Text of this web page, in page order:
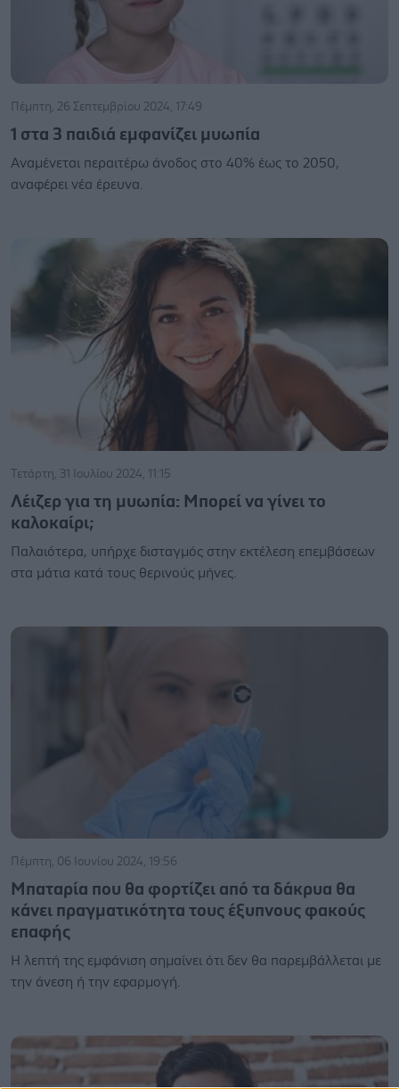
Πέμπτη, 26 Σεπτεμβρίου 2024, 17:49
1 στα 3 παιδιά εμφανίζει μυωπία
Αναμένεται περαιτέρω άνοδος στο 40% έως το 2050,
αναφέρει νέα έρευνα.
Τετάρτη, 31 Ιουλίου 2024, 11:15
Λέιζερ για τη μυωπία: Μπορεί να γίνει το
καλοκαίρι;
Παλαιότερα, υπήρχε δισταγμός στην εκτέλεση επεμβάσεων
στα μάτια κατά τους θερινούς μήνες.
Πέμπτη, 06 Ιουνίου 2024, 19:56
Μπαταρία που θα φορτίζει από τα δάκρυα θα
κάνει πραγματικότητα τους έξυπνους φακούς
επαφής
Η λεπτή της εμφάνιση σημαίνει ότι δεν θα παρεμβάλλεται με
την άνεση ή την εφαρμογή.